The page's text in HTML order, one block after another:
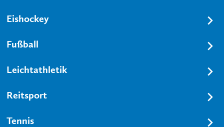
Eishockey
Fußball
Leichtathletik
Reitsport
Tennis